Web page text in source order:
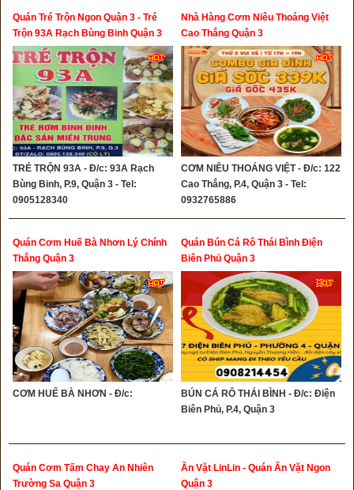
Quán Tré Trộn Ngon Quận 3 - Tré
Trộn 93A Rạch Bùng Binh Quận 3
TRÉ TRỘN 93A - Đ/c: 93A Rạch
Bùng Binh, P.9, Quận 3 - Tel:
0905128340
Nhà Hàng Cơm Niêu Thoáng Việt
Cao Thắng Quận 3
CƠM NIÊU THOÁNG VIỆT - Đ/c: 122
Cao Thắng, P.4, Quận 3 - Tel:
0932765886
Quán Cơm Huế Bà Nhơn Lý Chính
Thắng Quận 3
CƠM HUẾ BÀ NHƠN - Đ/c:
Quán Bún Cá Rô Thái Bình Điện
Biên Phủ Quận 3
BÚN CÁ RÔ THÁI BÌNH - Đ/c: Điện
Biên Phủ, P.4, Quận 3
Quán Cơm Tấm Chay An Nhiên
Trường Sa Quận 3
Ăn Vặt LinLin - Quán Ăn Vặt Ngon
Quận 3